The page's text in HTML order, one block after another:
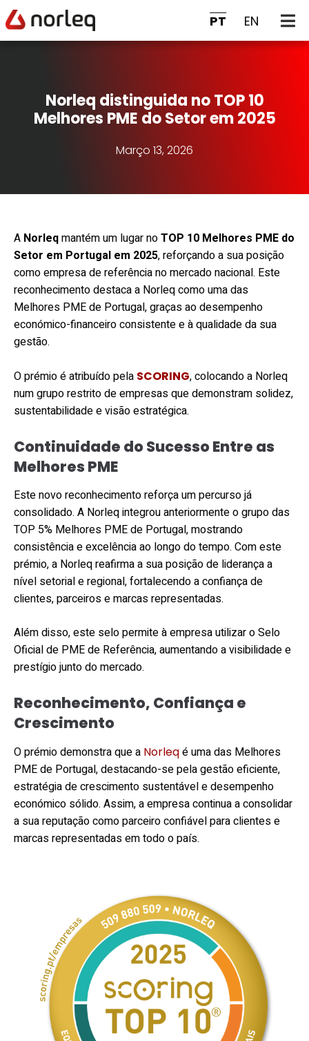
PT EN
Norleq distinguida no TOP 10
Melhores PME do Setor em 2025
Março 13, 2026
A Norleqmantém um lugar noTOP 10 Melhores PME do
Setor em Portugal em 2025, reforçando a sua posição
como empresa de referência no mercado nacional. Este
reconhecimento destaca a Norleq como uma das
Melhores PME de Portugal, graças ao desempenho
económico-financeiro consistente e à qualidade da sua
gestão.
O prémio é atribuído pela SCORING, colocando a Norleq
num grupo restrito de empresas que demonstram solidez,
sustentabilidade e visão estratégica.
Continuidade do Sucesso Entre as
Melhores PME
Este novo reconhecimento reforça um percurso já
consolidado. A Norleq integrou anteriormente o grupo das
TOP 5% Melhores PME de Portugal, mostrando
consistência e excelência ao longo do tempo. Com este
prémio, a Norleq reafirma a sua posição de liderança a
nível setorial e regional, fortalecendo a confiança de
clientes, parceiros e marcas representadas.
Além disso, este selo permite à empresa utilizar o Selo
Oficial de PME de Referência, aumentando a visibilidade e
prestígio junto do mercado.
Reconhecimento, Confiança e
Crescimento
O prémio demonstra que a Norleqé uma das Melhores
PME de Portugal, destacando-se pela gestão eficiente,
estratégia de crescimento sustentável e desempenho
económico sólido. Assim, a empresa continua a consolidar
a sua reputação como parceiro confiável para clientes e
marcas representadas em todo o país.